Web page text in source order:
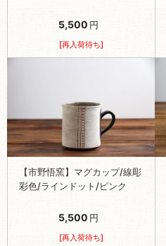
5,500 円
[再入荷待ち]
【市野悟窯】マグカップ/線彫
彩色/ラインドット/ピンク
5,500 円
[再入荷待ち]